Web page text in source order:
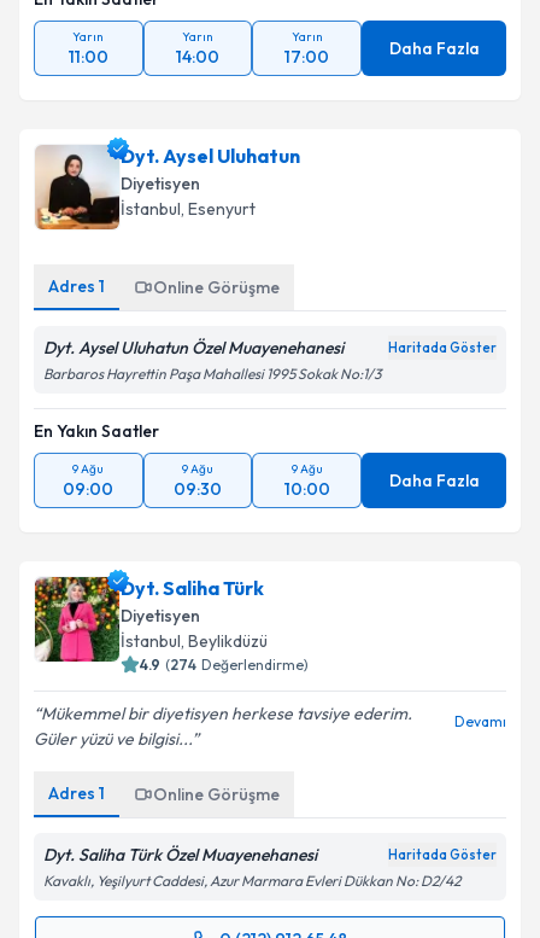
En Yakın Saatler
Yarın
11:00
Yarın
14:00
Yarın
17:00 Daha Fazla
Dyt. Aysel Uluhatun
Diyetisyen
İstanbul, Esenyurt
Adres 1 Online Görüşme
Dyt. Aysel Uluhatun Özel Muayenehanesi
Barbaros Hayrettin Paşa Mahallesi 1995 Sokak No:1/3
En Yakın Saatler
9 Ağu
09:00
9 Ağu
09:30
9 Ağu
10:00 Daha Fazla
Dyt. Saliha Türk
Diyetisyen
İstanbul,Beylikdüzü
( Değerlendirme)
Mükemmel bir diyetisyen herkese tavsiye ederim.
Güler yüzü ve bilgisi...
Adres 1 Online Görüşme
Dyt. Saliha Türk Özel Muayenehanesi
Kavaklı, Yeşilyurt Caddesi, Azur Marmara Evleri Dükkan No: D2/42